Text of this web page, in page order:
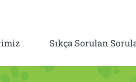
Sıkça Sorulan